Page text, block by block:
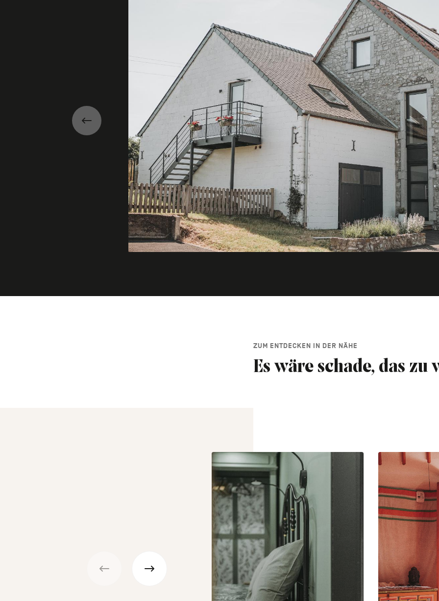
Précédent
ZUM ENTDECKEN IN DER NÄHE
Es wäre schade, das zu
Précédent Suivant